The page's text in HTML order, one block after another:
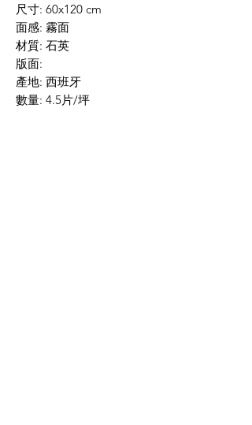
尺寸: 60x120 cm
面感: 霧面
材質: 石英
版面:
產地: 西班牙
數量: 4.5片/坪